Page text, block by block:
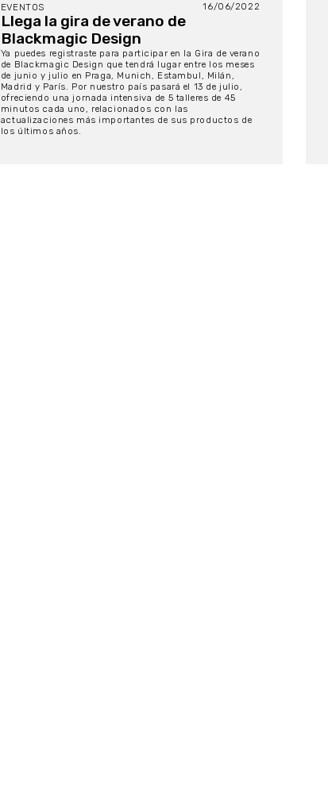
EVENTOS 16/06/2022
Llega la gira de verano de
Blackmagic Design
Ya puedes registraste para participar en la Gira de verano
de Blackmagic Design que tendrá lugar entre los meses
de junio y julio en Praga, Munich, Estambul, Milán,
Madrid y París. Por nuestro país pasará el 13 de julio,
ofreciendo una jornada intensiva de 5 talleres de 45
minutos cada uno, relacionados con las
actualizaciones más importantes de sus productos de
los últimos años.